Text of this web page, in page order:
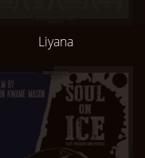
Liyana